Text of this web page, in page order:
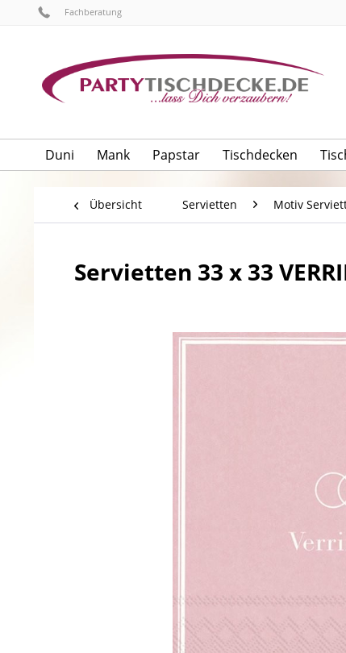
Fachberatung
Duni Mank Papstar Tischdecken
Übersicht Servietten Motiv
Servietten 33 x 33